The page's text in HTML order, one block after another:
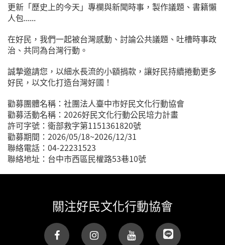
更新「歷史上的今天」專欄與新聞時事，製作議題、書籍懶
人包......
在好民，我們一起被台灣感動、討論公共議題、吐槽時事政
治、共同為台灣行動。
誠摯邀請您，以細水長流的小額捐款，讓好民持續捲動更多
好民，以文化打造台灣好國！
勸募團體名稱：社團法人臺中市好民文化行動協會
勸募活動名稱：2026好民文化行動公民培力計畫
許可字號：衛部救字第1151361820號
勸募期間：2026/05/18~2026/12/31
聯絡電話：04-22231523
聯絡地址：台中市西區民權路53巷10號
關注好民文化行動協會
(link is